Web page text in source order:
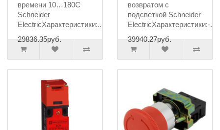
времени 10…180С
Schneider
ElectricХарактеристики:..
29836.35руб.
возвратом с
подсветкой Schneider
ElectricХарактеристики:-..
39940.27руб.